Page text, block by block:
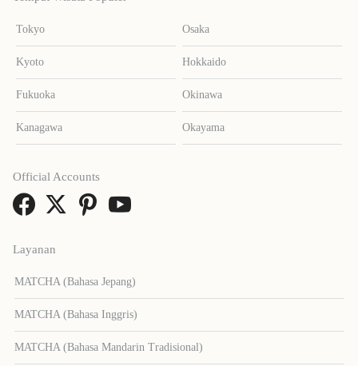
Tokyo Osaka
Kyoto Hokkaido
Fukuoka Okinawa
Kanagawa Okayama
Layanan
MATCHA (Bahasa Jepang)
MATCHA (Bahasa Inggris)
MATCHA (Bahasa Mandarin Tradisional)
Official Accounts